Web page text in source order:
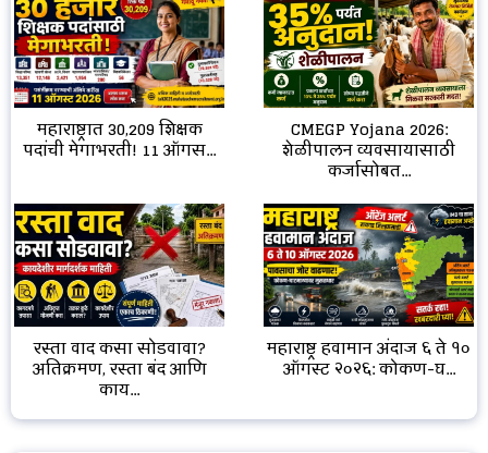
महाराष्ट्रात 30,209 शिक्षक
पदांची मेगाभरती! 11 ऑगस...
CMEGP Yojana 2026:
शेळीपालन व्यवसायासाठी
कर्जासोबत...
रस्ता वाद कसा सोडवावा?
अतिक्रमण, रस्ता बंद आणि
काय...
महाराष्ट्र हवामान अंदाज ६ ते १०
ऑगस्ट २०२६: कोकण-घ...